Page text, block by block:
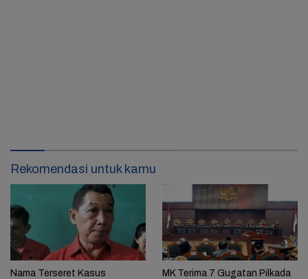
Rekomendasi untuk kamu
Nama Terseret Kasus
MK Terima 7 Gugatan Pilkada